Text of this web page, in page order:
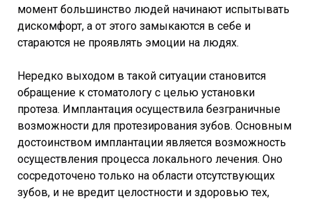
момент большинство людей начинают испытывать
дискомфорт, а от этого замыкаются в себе и
стараются не проявлять эмоции на людях.
Нередко выходом в такой ситуации становится
обращение к стоматологу с целью установки
протеза. Имплантация осуществила безграничные
возможности для протезирования зубов. Основным
достоинством имплантации является возможность
осуществления процесса локального лечения. Оно
сосредоточено только на области отсутствующих
зубов, и не вредит целостности и здоровью тех,